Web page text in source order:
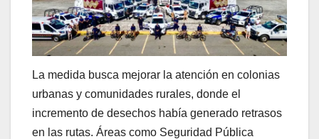
La medida busca mejorar la atención en colonias
urbanas y comunidades rurales, donde el
incremento de desechos había generado retrasos
en las rutas. Áreas como Seguridad Pública